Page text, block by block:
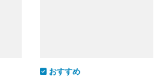
おすすめ